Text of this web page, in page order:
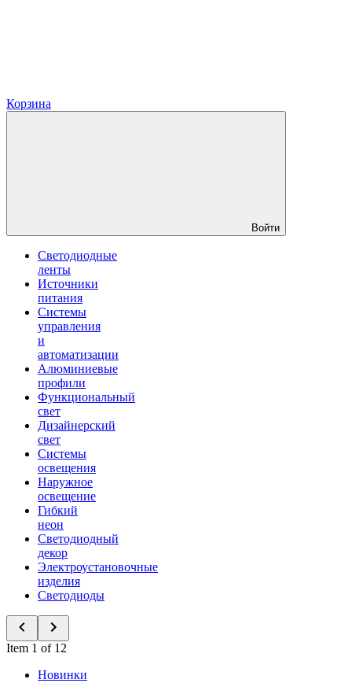
Корзина
Войти
Светодиодные
ленты
Источники
питания
Системы
управления
и
автоматизации
Алюминиевые
профили
Функциональный
свет
Дизайнерский
свет
Системы
освещения
Наружное
освещение
Гибкий
неон
Светодиодный
декор
Электроустановочные
изделия
Светодиоды
Item 1 of 12
Новинки